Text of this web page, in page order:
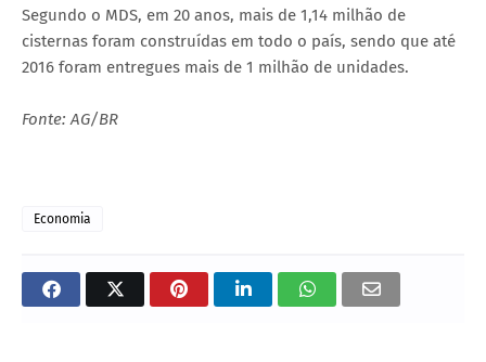
Segundo o MDS, em 20 anos, mais de 1,14 milhão de
cisternas foram construídas em todo o país, sendo que até
2016 foram entregues mais de 1 milhão de unidades.
Fonte: AG/BR
Economia